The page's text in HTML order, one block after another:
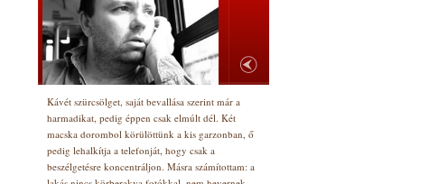
Kávét szürcsölget, saját bevallása szerint már a
harmadikat, pedig éppen csak elmúlt dél. Két
macska dorombol körülöttünk a kis garzonban, ő
pedig lehalkítja a telefonját, hogy csak a
beszélgetésre koncentráljon. Másra számítottam: a